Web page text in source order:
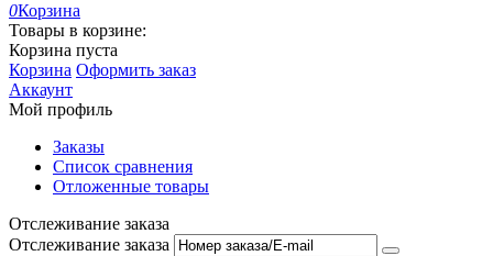
0Корзина
Товары в корзине:
Корзина пуста
Корзина Оформить заказ
Аккаунт
Мой профиль
Заказы
Список сравнения
Отложенные товары
Отслеживание заказа
Отслеживание заказа